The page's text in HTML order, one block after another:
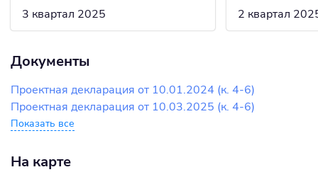
3 квартал 2025 2 квартал
Документы
Проектная декларация от 10.01.2024 (к. 4-6)
Проектная декларация от 10.03.2025 (к. 4-6)
Показать все
На карте